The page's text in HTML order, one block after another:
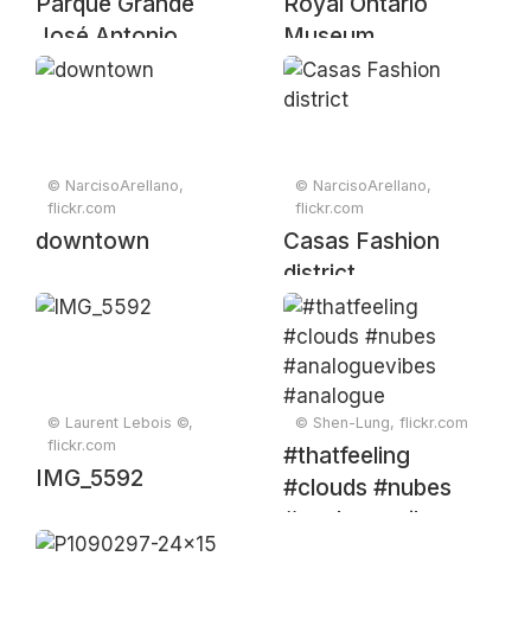
José Antonio
Labordeta.
Museum
© NarcisoArellano,
flickr.com
downtown
© NarcisoArellano,
flickr.com
Casas Fashion
district
© Laurent Lebois ©,
flickr.com
IMG_5592
© Shen-Lung, flickr.com
#thatfeeling
#clouds #nubes
#analoguevibes